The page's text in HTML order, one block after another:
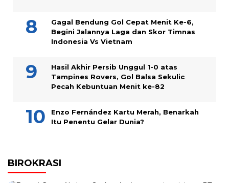
Gagal Bendung Gol Cepat Menit Ke-6,
Begini Jalannya Laga dan Skor Timnas
Indonesia Vs Vietnam
Hasil Akhir Persib Unggul 1-0 atas
Tampines Rovers, Gol Balsa Sekulic
Pecah Kebuntuan Menit ke-82
Enzo Fernández Kartu Merah, Benarkah
Itu Penentu Gelar Dunia?
BIROKRASI